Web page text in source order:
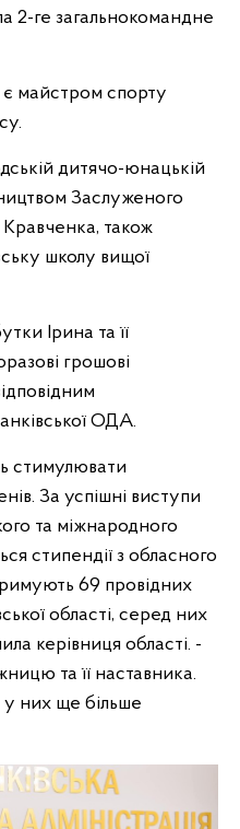
2-ге загальнокомандне
майстром спорту
дитячо-юнацькій
Заслуженого
також
школу вищої
Ірина та її
грошові
ОДА.
стимулювати
За успішні виступи
та міжнародного
стипендії з обласного
69 провідних
області, серед них
керівниця області. -
та її наставника.
них ще більше